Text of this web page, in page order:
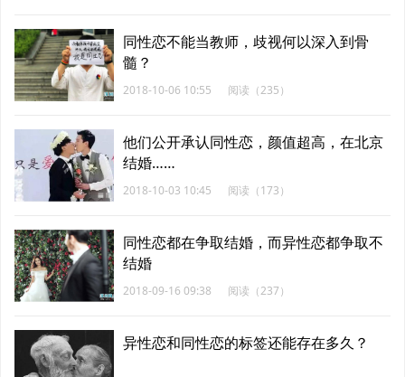
同性恋不能当教师，歧视何以深入到骨
髓？
2018-10-06 10:55 阅读（235）
他们公开承认同性恋，颜值超高，在北京
结婚……
2018-10-03 10:45 阅读（173）
同性恋都在争取结婚，而异性恋都争取不
结婚
2018-09-16 09:38 阅读（237）
异性恋和同性恋的标签还能存在多久？